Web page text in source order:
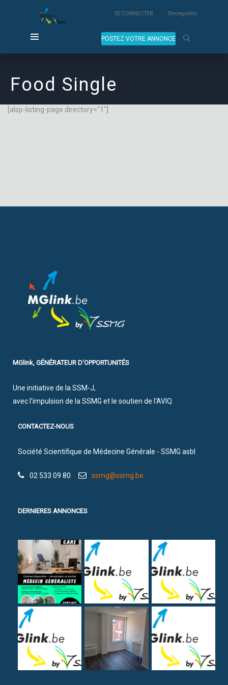
SE CONNECTER S'enregistrer
POSTEZ VOTRE ANNONCE
Food Single
[alsp-listing-page directory="1"]
MGlink, GÉNÉRATEUR D'OPPORTUNITÉS
Une initiative de la SSM-J,
avec l'impulsion de la SSMG et le soutien de l'AVIQ
CONTACTEZ-NOUS
Société Scientifique de Médecine Générale - SSMG asbl
02 533 09 80 ssmg@ssmg.be
DERNIERES ANNONCES